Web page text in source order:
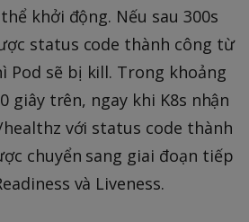
khởi động. Nếu sau 300s
status code thành công từ
Pod sẽ bị kill. Trong khoảng
giây trên, ngay khi K8s nhận
với status code thành
chuyển sang giai đoạn tiếp
và Liveness.